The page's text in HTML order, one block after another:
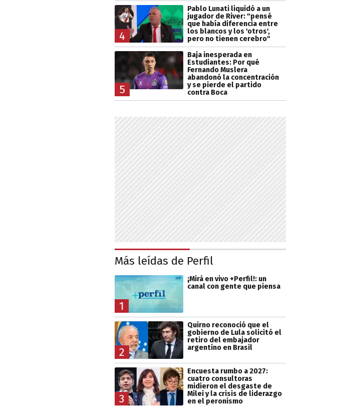
4
Pablo Lunati liquidó a un
jugador de River: "pensé
que había diferencia entre
los blancos y los 'otros',
pero no tienen cerebro"
5
Baja inesperada en
Estudiantes: Por qué
Fernando Muslera
abandonó la concentración
y se pierde el partido
contra Boca
Más leídas de Perfil
1
¡Mirá en vivo +Perfil!: un
canal con gente que piensa
2
Quirno reconoció que el
gobierno de Lula solicitó el
retiro del embajador
argentino en Brasil
3
Encuesta rumbo a 2027:
cuatro consultoras
midieron el desgaste de
Milei y la crisis de liderazgo
en el peronismo